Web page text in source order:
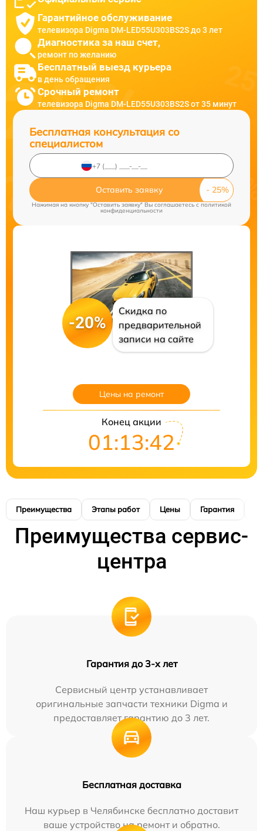
Гарантийное обслуживание
телевизора Digma DM-LED55U303BS2S до 3 лет
Диагностика за наш счет,
ремонт по желанию
Бесплатный выезд курьера
в день обращения
Срочный ремонт
телевизора Digma DM-LED55U303BS2S от 35 минут
Бесплатная консультация со
специалистом
Оставить заявку
Нажимая на кнопку "Оставить заявку" Вы соглашаетесь c политикой
конфиденциальности
-20%
Скидка по
предварительной
записи на сайте
Цены на ремонт
Конец акции
01:13:41
Преимущества Этапы работ Цены Гарантия
Преимущества сервис-
центра
Гарантия до 3-х лет
Сервисный центр устанавливает
оригинальные запчасти техники Digma и
предоставляет гарантию до 3 лет.
Бесплатная доставка
Наш курьер в Челябинске бесплатно доставит
ваше устройство на ремонт и обратно.